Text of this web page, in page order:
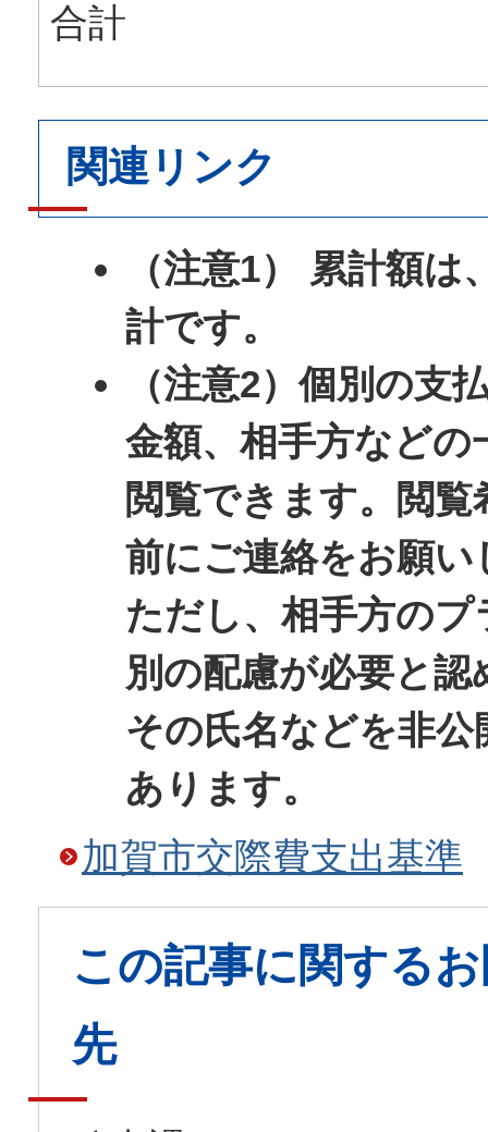
合計
関連リンク
（注意1） 累計額は
計です。
（注意2）個別の支
金額、相手方などの
閲覧できます。閲
前にご連絡をお願い
ただし、相手方の
別の配慮が必要と
その氏名などを非
あります。
加賀市交際費支出基準
この記事に関する
先